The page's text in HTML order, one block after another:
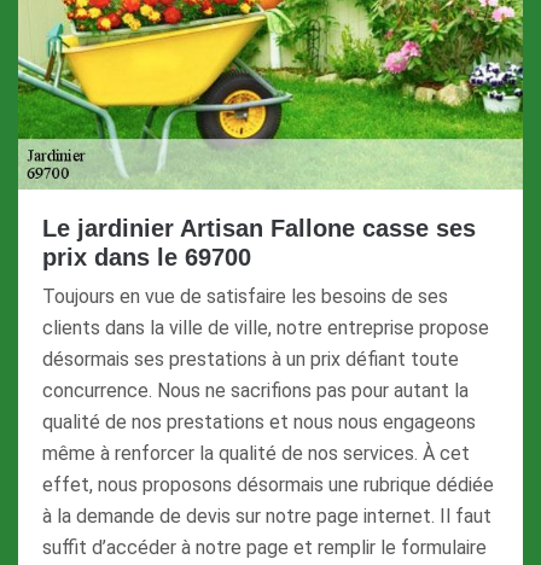
Le jardinier Artisan Fallone casse ses
prix dans le 69700
Toujours en vue de satisfaire les besoins de ses
clients dans la ville de ville, notre entreprise propose
désormais ses prestations à un prix défiant toute
concurrence. Nous ne sacrifions pas pour autant la
qualité de nos prestations et nous nous engageons
même à renforcer la qualité de nos services. À cet
effet, nous proposons désormais une rubrique dédiée
à la demande de devis sur notre page internet. Il faut
suffit d’accéder à notre page et remplir le formulaire